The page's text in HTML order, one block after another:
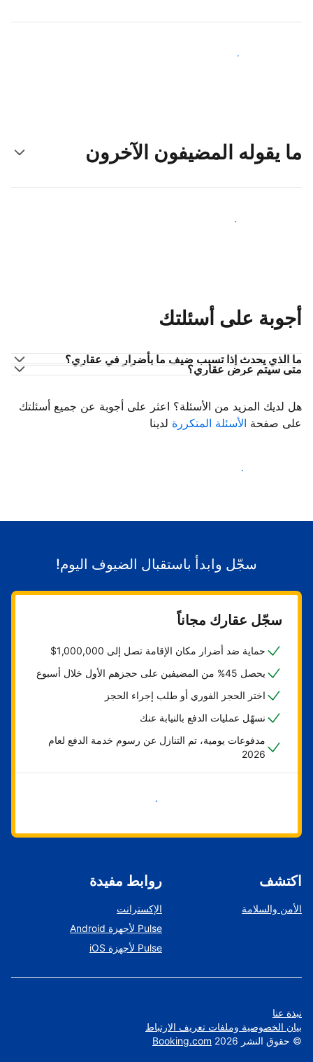
اجذب ضيوف جدد اليوم
ما يقوله المضيفون الآخرون
انضم إلى مضيفين آخرين
أجوبة على أسئلتك
ما الذي يحدث إذا تسبب ضيف ما بأضرار في عقاري؟
متى سيتم عرض عقاري؟
هل لديك المزيد من الأسئلة؟ اعثر على أجوبة عن جميع أسئلتك
على صفحة الأسئلة المتكررة لدينا
ابدأ باستقبال الضيوف
سجّل وابدأ باستقبال الضيوف اليوم!
سجّل عقارك مجاناً
حماية ضد أضرار مكان الإقامة تصل إلى 1,000,000$
يحصل 45% من المضيفين على حجزهم الأول خلال أسبوع
اختر الحجز الفوري أو طلب إجراء الحجز
نسهّل عمليات الدفع بالنيابة عنك
مدفوعات يومية، تم التنازل عن رسوم خدمة الدفع لعام
2026
ابدأ الآن
اكتشف
الأمن والسلامة
روابط مفيدة
الإكسترانت
Pulse لأجهزة Android
Pulse لأجهزة iOS
نبذة عنا
بيان الخصوصية وملفات تعريف الارتباط
© حقوق النشر Booking.com 2026